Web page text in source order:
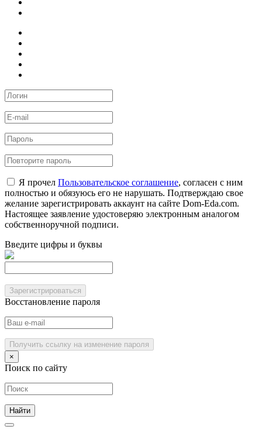
Я прочел Пользовательское соглашение, согласен с ним
полностью и обязуюсь его не нарушать. Подтверждаю свое
желание зарегистрировать аккаунт на сайте Dom-Eda.com.
Настоящее заявление удостоверяю электронным аналогом
собственноручной подписи.
Введите цифры и буквы
Зарегистрироваться
Восстановление пароля
Получить ссылку на изменение пароля
×
Поиск по сайту